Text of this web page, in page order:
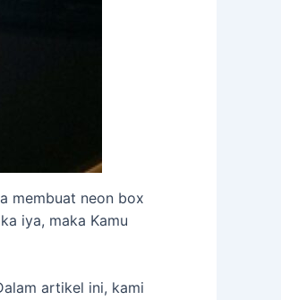
membuat neon box
iya, maka Kamu
artikel ini, kami